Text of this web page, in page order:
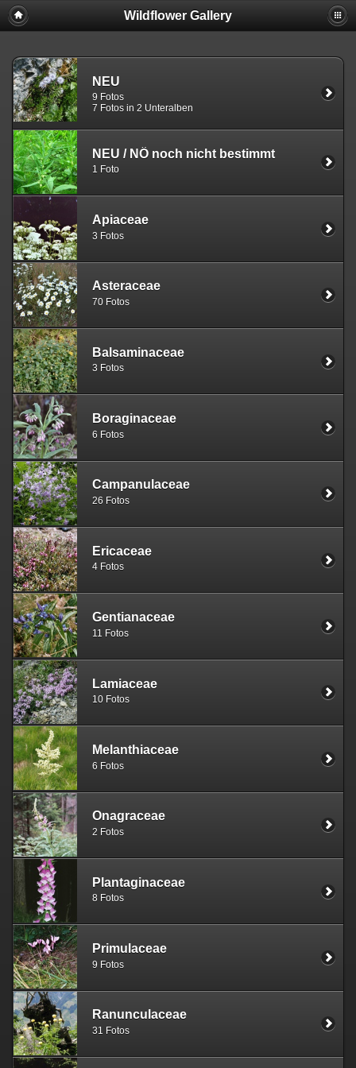
Wildflower Gallery
NEU
9 Fotos
7 Fotos in 2 Unteralben
NEU / NÖ noch nicht bestimmt
1 Foto
Apiaceae
3 Fotos
Asteraceae
70 Fotos
Balsaminaceae
3 Fotos
Boraginaceae
6 Fotos
Campanulaceae
26 Fotos
Ericaceae
4 Fotos
Gentianaceae
11 Fotos
Lamiaceae
10 Fotos
Melanthiaceae
6 Fotos
Onagraceae
2 Fotos
Plantaginaceae
8 Fotos
Primulaceae
9 Fotos
Ranunculaceae
31 Fotos